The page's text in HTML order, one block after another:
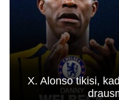
X. Alonso tikisi,